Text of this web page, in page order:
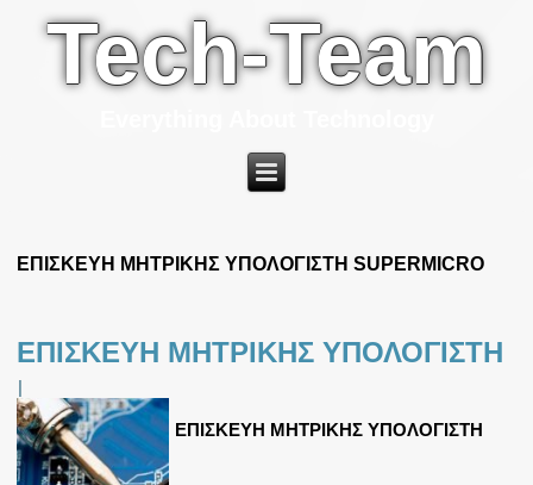
Tech-Team
ΕΠΙΣΚΕΥΗ ΜΗΤΡΙΚΗΣ ΥΠΟΛΟΓΙΣΤΗ SUPERMICRO
ΕΠΙΣΚΕΥΗ ΜΗΤΡΙΚΗΣ ΥΠΟΛΟΓΙΣΤΗ
|
ΕΠΙΣΚΕΥΗ ΜΗΤΡΙΚΗΣ ΥΠΟΛΟΓΙΣΤΗ